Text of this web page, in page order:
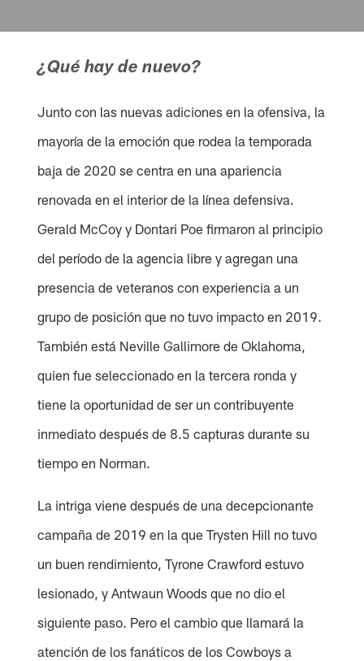
¿Qué hay de nuevo?
Junto con las nuevas adiciones en la ofensiva, la
mayoría de la emoción que rodea la temporada
baja de 2020 se centra en una apariencia
renovada en el interior de la línea defensiva.
Gerald McCoy y Dontari Poe firmaron al principio
del período de la agencia libre y agregan una
presencia de veteranos con experiencia a un
grupo de posición que no tuvo impacto en 2019.
También está Neville Gallimore de Oklahoma,
quien fue seleccionado en la tercera ronda y
tiene la oportunidad de ser un contribuyente
inmediato después de 8.5 capturas durante su
tiempo en Norman.
La intriga viene después de una decepcionante
campaña de 2019 en la que Trysten Hill no tuvo
un buen rendimiento, Tyrone Crawford estuvo
lesionado, y Antwaun Woods que no dio el
siguiente paso. Pero el cambio que llamará la
atención de los fanáticos de los Cowboys a